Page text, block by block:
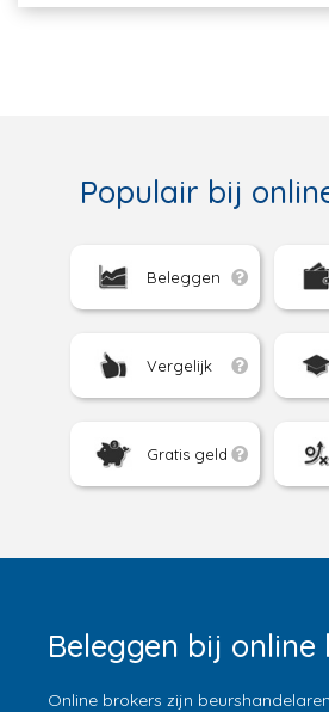
Populair bij
Beleggen
Vergelijk
Gratis geld
Beleggen bij online
Online brokers zijn